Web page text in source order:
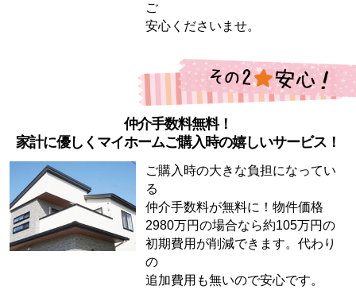
ご
安心くださいませ。
仲介手数料無料！
家計に優しくマイホームご購入時の嬉しいサービス！
ご購入時の大きな負担になってい
る
仲介手数料が無料に！物件価格
2980万円の場合なら約105万円の
初期費用が削減できます。代わり
の
追加費用も無いので安心です。